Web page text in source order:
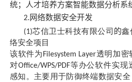
统；人才培养方案智能数据分析系
2. 网络数据安全开发
(1)芯信卫士科技有限公司 的鑫
络安全项目
该软件为 Filesystem Layer透明加密
对Office/WPS/PDF等办公软件实现
感知。主要用于防御终端数据安